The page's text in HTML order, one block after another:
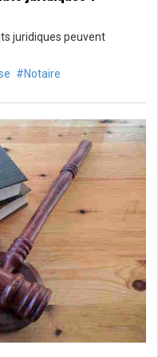
juridiques peuvent
Notaire